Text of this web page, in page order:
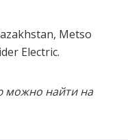
Metso
Electric.
можно найти на